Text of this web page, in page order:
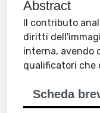
Abstract
Il contributo
diritti
interna, avendo
qualificatori che
Scheda